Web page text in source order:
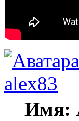
alex83
Имя: